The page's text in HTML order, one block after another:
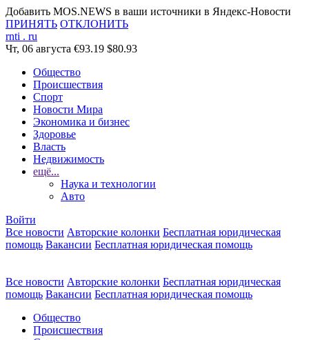
Добавить MOS.NEWS в ваши источники в Яндекс-Новости
ПРИНЯТЬ ОТКЛОНИТЬ
rnti . ru
Чт, 06 августа €93.19 $80.93
Общество
Происшествия
Спорт
Новости Мира
Экономика и бизнес
Здоровье
Власть
Недвижимость
ещё...
Наука и технологии
Авто
Войти
Все новости Авторские колонки Бесплатная юридическая
помощь Вакансии Бесплатная юридическая помощь
Все новости Авторские колонки Бесплатная юридическая
помощь Вакансии Бесплатная юридическая помощь
Общество
Происшествия